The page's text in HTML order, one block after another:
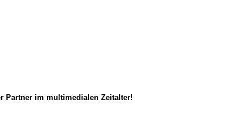
Partner im multimedialen Zeitalter!